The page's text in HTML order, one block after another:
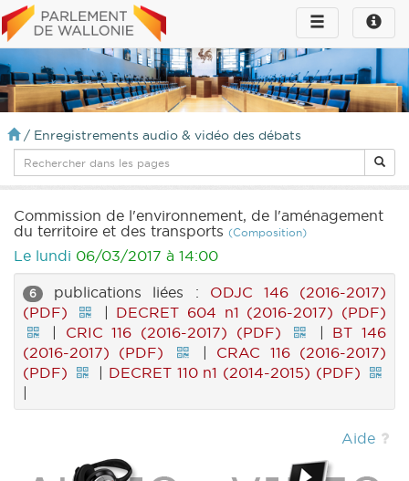
Toggle
infos
Toggle
navigation
/ Enregistrements audio & vidéo des débats
Commission de l'environnement, de l'aménagement
du territoire et des transports (Composition)
Le lundi 06/03/2017 à 14:00
6 publications liées : ODJC 146 (2016-2017)
(PDF)
| DECRET 604 n1 (2016-2017) (PDF)
| CRIC 116 (2016-2017) (PDF) | BT 146
(2016-2017) (PDF)
| CRAC 116 (2016-2017)
(PDF)
| DECRET 110 n1 (2014-2015) (PDF)
|
Aide